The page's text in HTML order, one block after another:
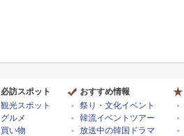
必訪スポット
観光スポット
グルメ
買い物
おすすめ情報
祭り・文化イベント
韓流イベントツアー
放送中の韓国ドラマ